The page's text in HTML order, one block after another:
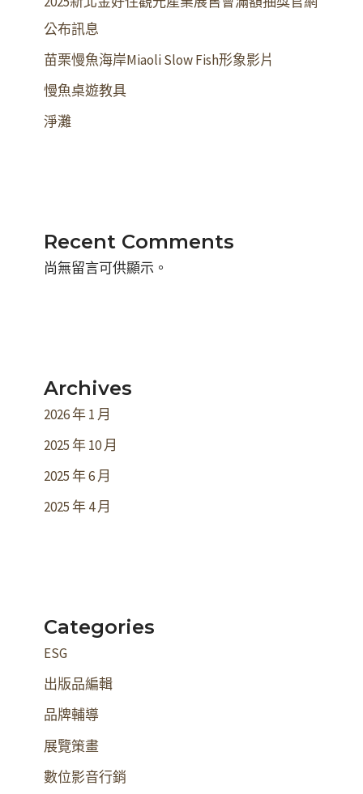
公布訊息
苗栗慢魚海岸Miaoli Slow Fish形象影片
慢魚桌遊教具
淨灘
Recent Comments
尚無留言可供顯示。
Archives
2026 年 1 月
2025 年 10 月
2025 年 6 月
2025 年 4 月
Categories
ESG
出版品編輯
品牌輔導
展覽策畫
數位影音行銷